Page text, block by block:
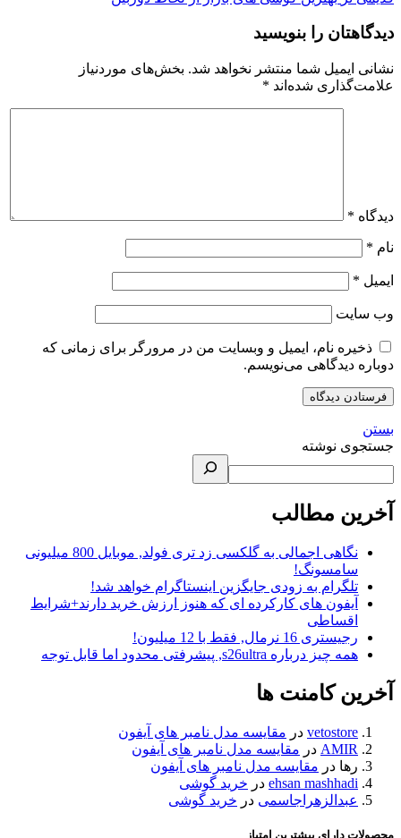
دیدگاهتان را بنویسید
نشانی ایمیل شما منتشر نخواهد شد. بخش‌های موردنیاز
علامت‌گذاری شده‌اند *
دیدگاه *
نام *
ایمیل *
وب‌ سایت
ذخیره نام، ایمیل و وبسایت من در مرورگر برای زمانی که
دوباره دیدگاهی می‌نویسم.
بستن
جستجوی نوشته
آخرین مطالب
نگاهی اجمالی به گلکسی زد تری فولد, موبایل 800 میلیونی
سامسونگ!
تلگرام به زودی جایگزین اینستاگرام خواهد شد!
آیفون های کارکرده ای که هنوز ارزش خرید دارند+شرایط
اقساطی
رجیستری 16 نرمال, فقط با 12 میلیون!
همه چیز درباره s26ultra, پیشرفتی محدود اما قابل توجه
آخرین کامنت ها
vetostore در مقایسه مدل نامبر های آیفون
AMIR در مقایسه مدل نامبر های آیفون
رها در مقایسه مدل نامبر های آیفون
ehsan mashhadi در خرید گوشی
عبدالزهراجاسمی در خرید گوشی
محصولات دارای بیشترین امتیاز